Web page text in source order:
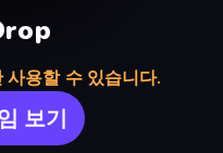
용할 수 있습니다.
보기